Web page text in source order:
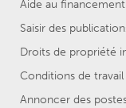
Aide au financement
Saisir des
Droits de propriété
Conditions de travail
Annoncer des